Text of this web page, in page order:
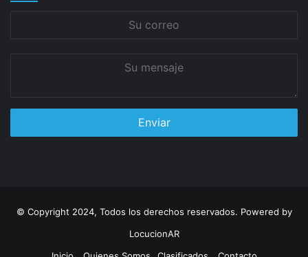
© Copyright 2024, Todos los derechos reservados. Powered by
LocucionAR